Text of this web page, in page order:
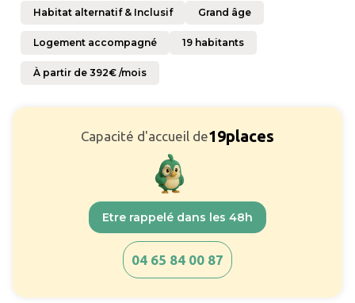
Habitat alternatif & Inclusif Grand âge
Logement accompagné 19 habitants
À partir de 392€ /mois
Capacité d'accueil de19places
Etre rappelé dans les 48h
04 65 84 00 87